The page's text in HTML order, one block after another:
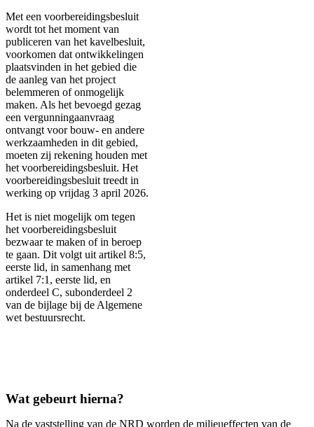
Met een voorbereidingsbesluit
wordt tot het moment van
publiceren van het kavelbesluit,
voorkomen dat ontwikkelingen
plaatsvinden in het gebied die
de aanleg van het project
belemmeren of onmogelijk
maken. Als het bevoegd gezag
een vergunningaanvraag
ontvangt voor bouw- en andere
werkzaamheden in dit gebied,
moeten zij rekening houden met
het voorbereidingsbesluit. Het
voorbereidingsbesluit treedt in
werking op vrijdag 3 april 2026.
Het is niet mogelijk om tegen
het voorbereidingsbesluit
bezwaar te maken of in beroep
te gaan. Dit volgt uit artikel 8:5,
eerste lid, in samenhang met
artikel 7:1, eerste lid, en
onderdeel C, subonderdeel 2
van de bijlage bij de Algemene
wet bestuursrecht.
Wat gebeurt hierna?
Na de vaststelling van de NRD worden de milieueffecten van de